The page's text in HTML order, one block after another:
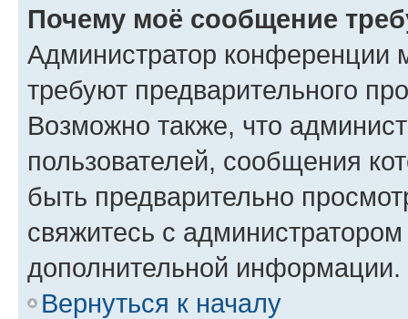
Почему моё сообщение
Администратор конференции
требуют предварительного
Возможно также, что
пользователей, сообщения
быть предварительно
свяжитесь с
дополнительной информации.
Вернуться к началу